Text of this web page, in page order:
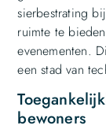
sierbestrating
ruimte te
evenementen.
een stad van
bewoners